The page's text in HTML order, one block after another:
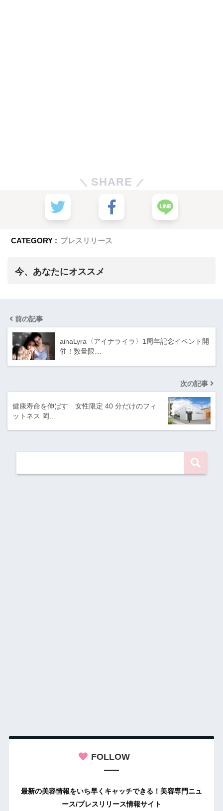
SHARE
CATEGORY : プレスリリース
今、あなたにオススメ
前の記事
ainaLyra〈アイナライラ〉1周年記念イベント開
催！数量限…
次の記事
健康寿命を伸ばす 女性限定 40 分だけのフィ
ットネス 岡…
FOLLOW
最新の美容情報をいち早くキャッチできる！美容専門ニュ
ース/プレスリリース情報サイト